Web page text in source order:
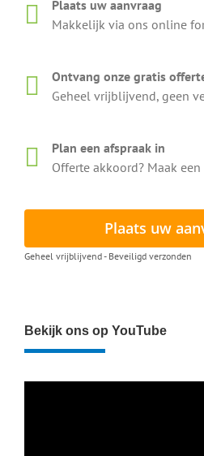
Plaats uw aanvraag
Makkelijk via ons online
Ontvang onze gratis
Geheel vrijblijvend, geen
Plan een afspraak in
Offerte akkoord? Maak
Plaats uw
Geheel vrijblijvend - Beveiligd verzonden
Bekijk ons op YouTube